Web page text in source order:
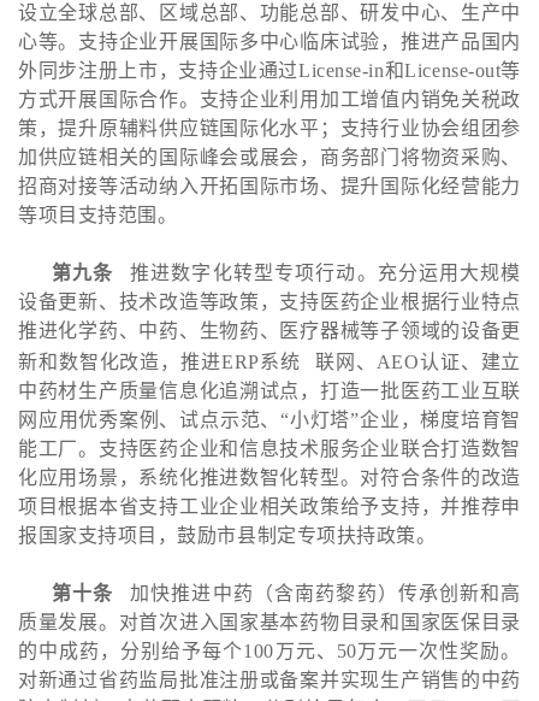
设立全球总部、区域总部、功能总部、研发中心、生产中
心等。支持企业开展国际多中心临床试验，推进产品国内
外同步注册上市，支持企业通过License-in和License-out等
方式开展国际合作。支持企业利用加工增值内销免关税政
策，提升原辅料供应链国际化水平；支持行业协会组团参
加供应链相关的国际峰会或展会，商务部门将物资采购、
招商对接等活动纳入开拓国际市场、提升国际化经营能力
等项目支持范围。
第九条 推进数字化转型专项行动。充分运用大规模
设备更新、技术改造等政策，支持医药企业根据行业特点
推进化学药、中药、生物药、医疗器械等子领域的设备更
新和数智化改造，推进ERP系统
联网、AEO认证、建立
中药材生产质量信息化追溯试点，打造一批医药工业互联
网应用优秀案例、试点示范、“小灯塔”企业，梯度培育智
能工厂。支持医药企业和信息技术服务企业联合打造数智
化应用场景，系统化推进数智化转型。对符合条件的改造
项目根据本省支持工业企业相关政策给予支持，并推荐申
报国家支持项目，鼓励市县制定专项扶持政策。
第十条 加快推进中药（含南药黎药）传承创新和高
质量发展。对首次进入国家基本药物目录和国家医保目录
的中成药，分别给予每个100万元、50万元一次性奖励。
对新通过省药监局批准注册或备案并实现生产销售的中药